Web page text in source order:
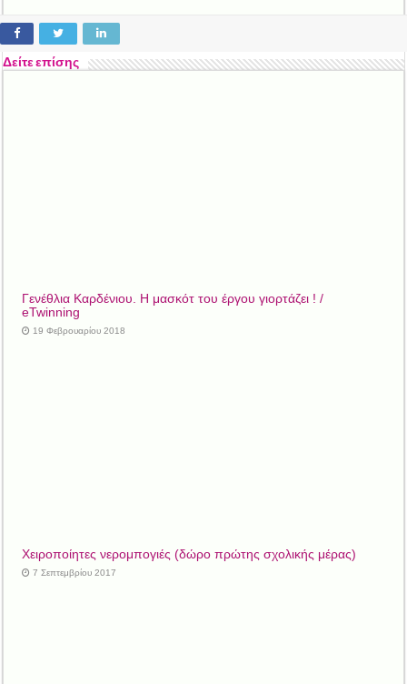
Δείτε επίσης
Γενέθλια Kαρδένιου. Η μασκότ του έργου γιορτάζει ! /
eTwinning
19 Φεβρουαρίου 2018
Xειροποίητες νερομπογιές (δώρο πρώτης σχολικής μέρας)
7 Σεπτεμβρίου 2017